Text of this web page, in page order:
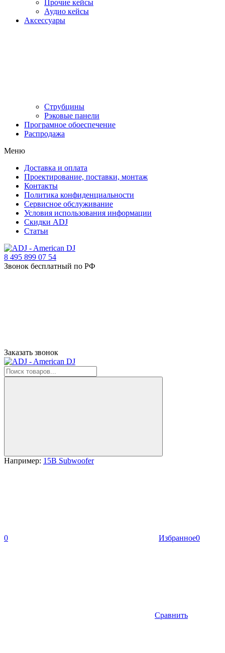
Прочие кейсы
Аудио кейсы
Аксессуары
Струбцины
Рэковые панели
Програмное обоеспечение
Распродажа
Меню
Доставка и оплата
Проектирование, поставки, монтаж
Контакты
Политика конфиденциальности
Сервисное обслуживание
Условия использования информации
Скидки ADJ
Статьи
8 495 899 07 54
Звонок бесплатный по РФ
Заказать звонок
Например: 15B Subwoofer
0 Избранное0
Сравнить